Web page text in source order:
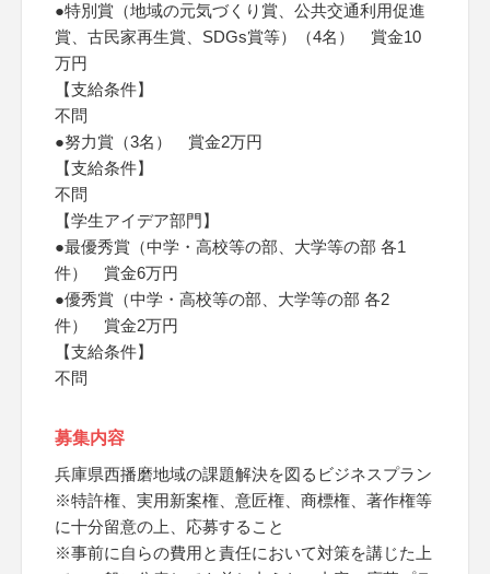
●特別賞（地域の元気づくり賞、公共交通利用促進
賞、古民家再生賞、SDGs賞等）（4名） 賞金10
万円
【支給条件】
不問
●努力賞（3名） 賞金2万円
【支給条件】
不問
【学生アイデア部門】
●最優秀賞（中学・高校等の部、大学等の部 各1
件） 賞金6万円
●優秀賞（中学・高校等の部、大学等の部 各2
件） 賞金2万円
【支給条件】
不問
募集内容
兵庫県西播磨地域の課題解決を図るビジネスプラン
※特許権、実用新案権、意匠権、商標権、著作権等
に十分留意の上、応募すること
※事前に自らの費用と責任において対策を講じた上